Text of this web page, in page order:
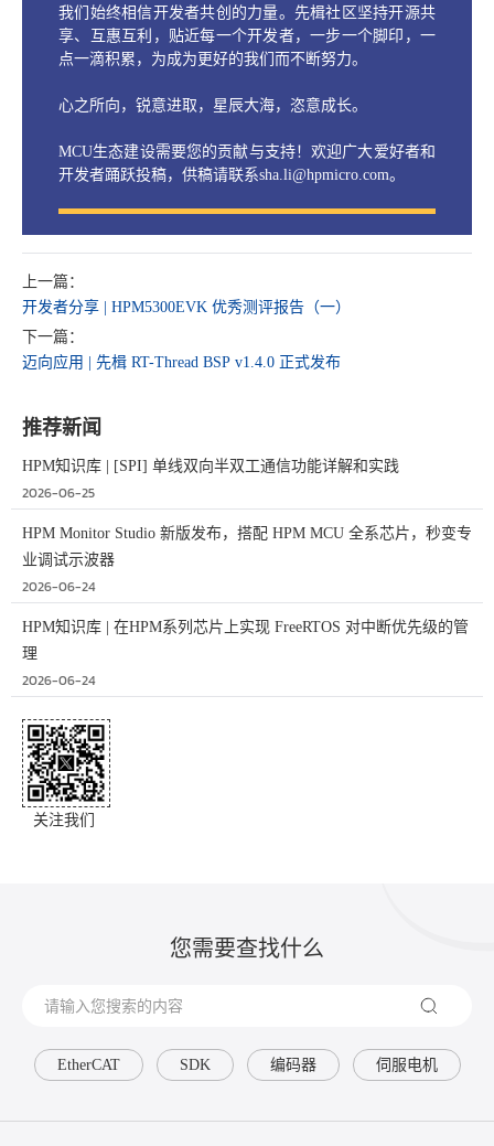
我们始终相信开发者共创的力量。先楫社区坚持开源共
享、互惠互利，贴近每一个开发者，一步一个脚印，一
点一滴积累，为成为更好的我们而不断努力。
心之所向，锐意进取，星辰大海，恣意成长。
MCU生态建设需要您的贡献与支持！欢迎广大爱好者和
开发者踊跃投稿，供稿请联系sha.li@hpmicro.com。
上一篇：
开发者分享 | HPM5300EVK 优秀测评报告（一）
下一篇：
迈向应用 | 先楫 RT-Thread BSP v1.4.0 正式发布
推荐新闻
HPM知识库 | [SPI] 单线双向半双工通信功能详解和实践
2026-06-25
HPM Monitor Studio 新版发布，搭配 HPM MCU 全系芯片，秒变专
业调试示波器
2026-06-24
HPM知识库 | 在HPM系列芯片上实现 FreeRTOS 对中断优先级的管
理
2026-06-24
关注我们
您需要查找什么
EtherCAT SDK 编码器 伺服电机